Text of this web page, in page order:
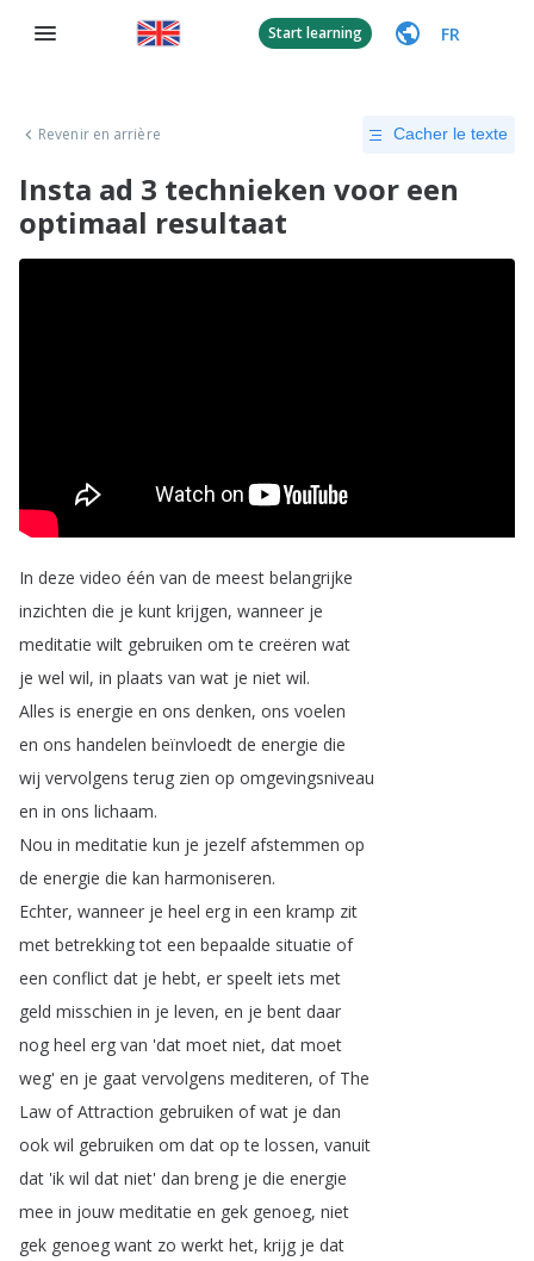
Start learning FR
Revenir en arrière Cacher le texte
Insta ad 3 technieken voor een
optimaal resultaat
In deze video één van de meest belangrijke
inzichten die je kunt krijgen, wanneer je
meditatie wilt gebruiken om te creëren wat
je wel wil, in plaats van wat je niet wil.
Alles is energie en ons denken, ons voelen
en ons handelen beïnvloedt de energie die
wij vervolgens terug zien op omgevingsniveau
en in ons lichaam.
Nou in meditatie kun je jezelf afstemmen op
de energie die kan harmoniseren.
Echter, wanneer je heel erg in een kramp zit
met betrekking tot een bepaalde situatie of
een conflict dat je hebt, er speelt iets met
geld misschien in je leven, en je bent daar
nog heel erg van 'dat moet niet, dat moet
weg' en je gaat vervolgens mediteren, of The
Law of Attraction gebruiken of wat je dan
ook wil gebruiken om dat op te lossen, vanuit
dat 'ik wil dat niet' dan breng je die energie
mee in jouw meditatie en gek genoeg, niet
gek genoeg want zo werkt het, krijg je dat